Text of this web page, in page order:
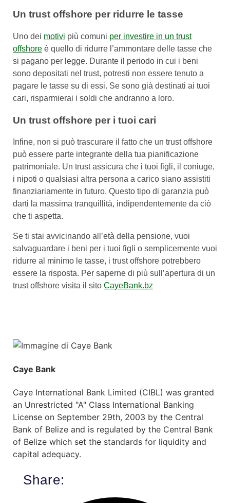
Un trust offshore per ridurre le tasse
Uno dei motivi più comuni per investire in un trust
offshore è quello di ridurre l’ammontare delle tasse che
si pagano per legge. Durante il periodo in cui i beni
sono depositati nel trust, potresti non essere tenuto a
pagare le tasse su di essi. Se sono già destinati ai tuoi
cari, risparmierai i soldi che andranno a loro.
Un trust offshore per i tuoi cari
Infine, non si può trascurare il fatto che un trust offshore
può essere parte integrante della tua pianificazione
patrimoniale. Un trust assicura che i tuoi figli, il coniuge,
i nipoti o qualsiasi altra persona a carico siano assistiti
finanziariamente in futuro. Questo tipo di garanzia può
darti la massima tranquillità, indipendentemente da ciò
che ti aspetta.
Se ti stai avvicinando all’età della pensione, vuoi
salvaguardare i beni per i tuoi figli o semplicemente vuoi
ridurre al minimo le tasse, i trust offshore potrebbero
essere la risposta. Per saperne di più sull’apertura di un
trust offshore visita il sito CayeBank.bz
Caye Bank
Caye International Bank Limited (CIBL) was granted
an Unrestricted "A" Class International Banking
License on September 29th, 2003 by the Central
Bank of Belize and is regulated by the Central Bank
of Belize which set the standards for liquidity and
capital adequacy.
Share: